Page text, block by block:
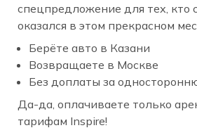
спецпредложение для тех, кто
оказался в этом прекрасном
Берёте авто в Казани
Возвращаете в Москве
Без доплаты за
Да-да, оплачиваете только
тарифам Inspire!